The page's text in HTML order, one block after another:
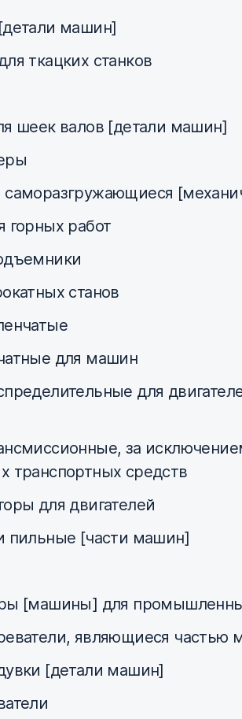
машин]
ткацких станков
шеек валов [детали машин]
саморазгружающиеся
горных работ
станов
для машин
для
за
транспортных средств
для двигателей
пильные [части машин]
[машины] для
являющиеся частью
[детали машин]